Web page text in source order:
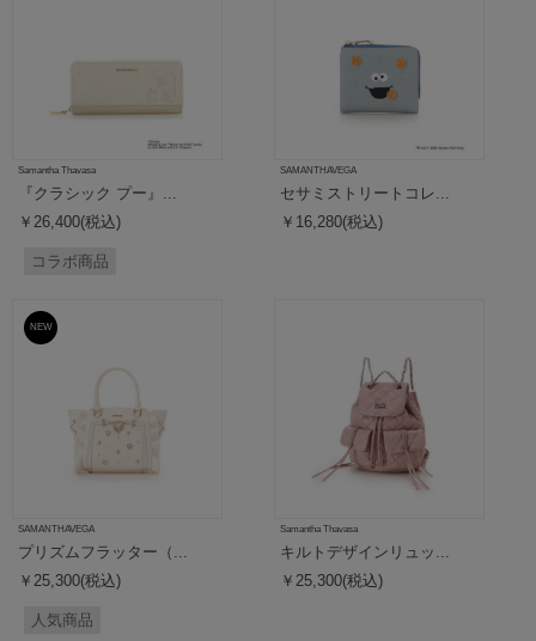
Samantha Thavasa
『クラシック プー』...
￥26,400(税込)
コラボ商品
SAMANTHAVEGA
セサミストリートコレ...
￥16,280(税込)
NEW
SAMANTHAVEGA
プリズムフラッター（...
￥25,300(税込)
人気商品
Samantha Thavasa
キルトデザインリュッ...
￥25,300(税込)